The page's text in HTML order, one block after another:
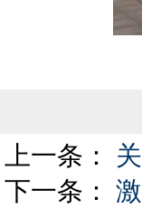
上一条：
下一条：